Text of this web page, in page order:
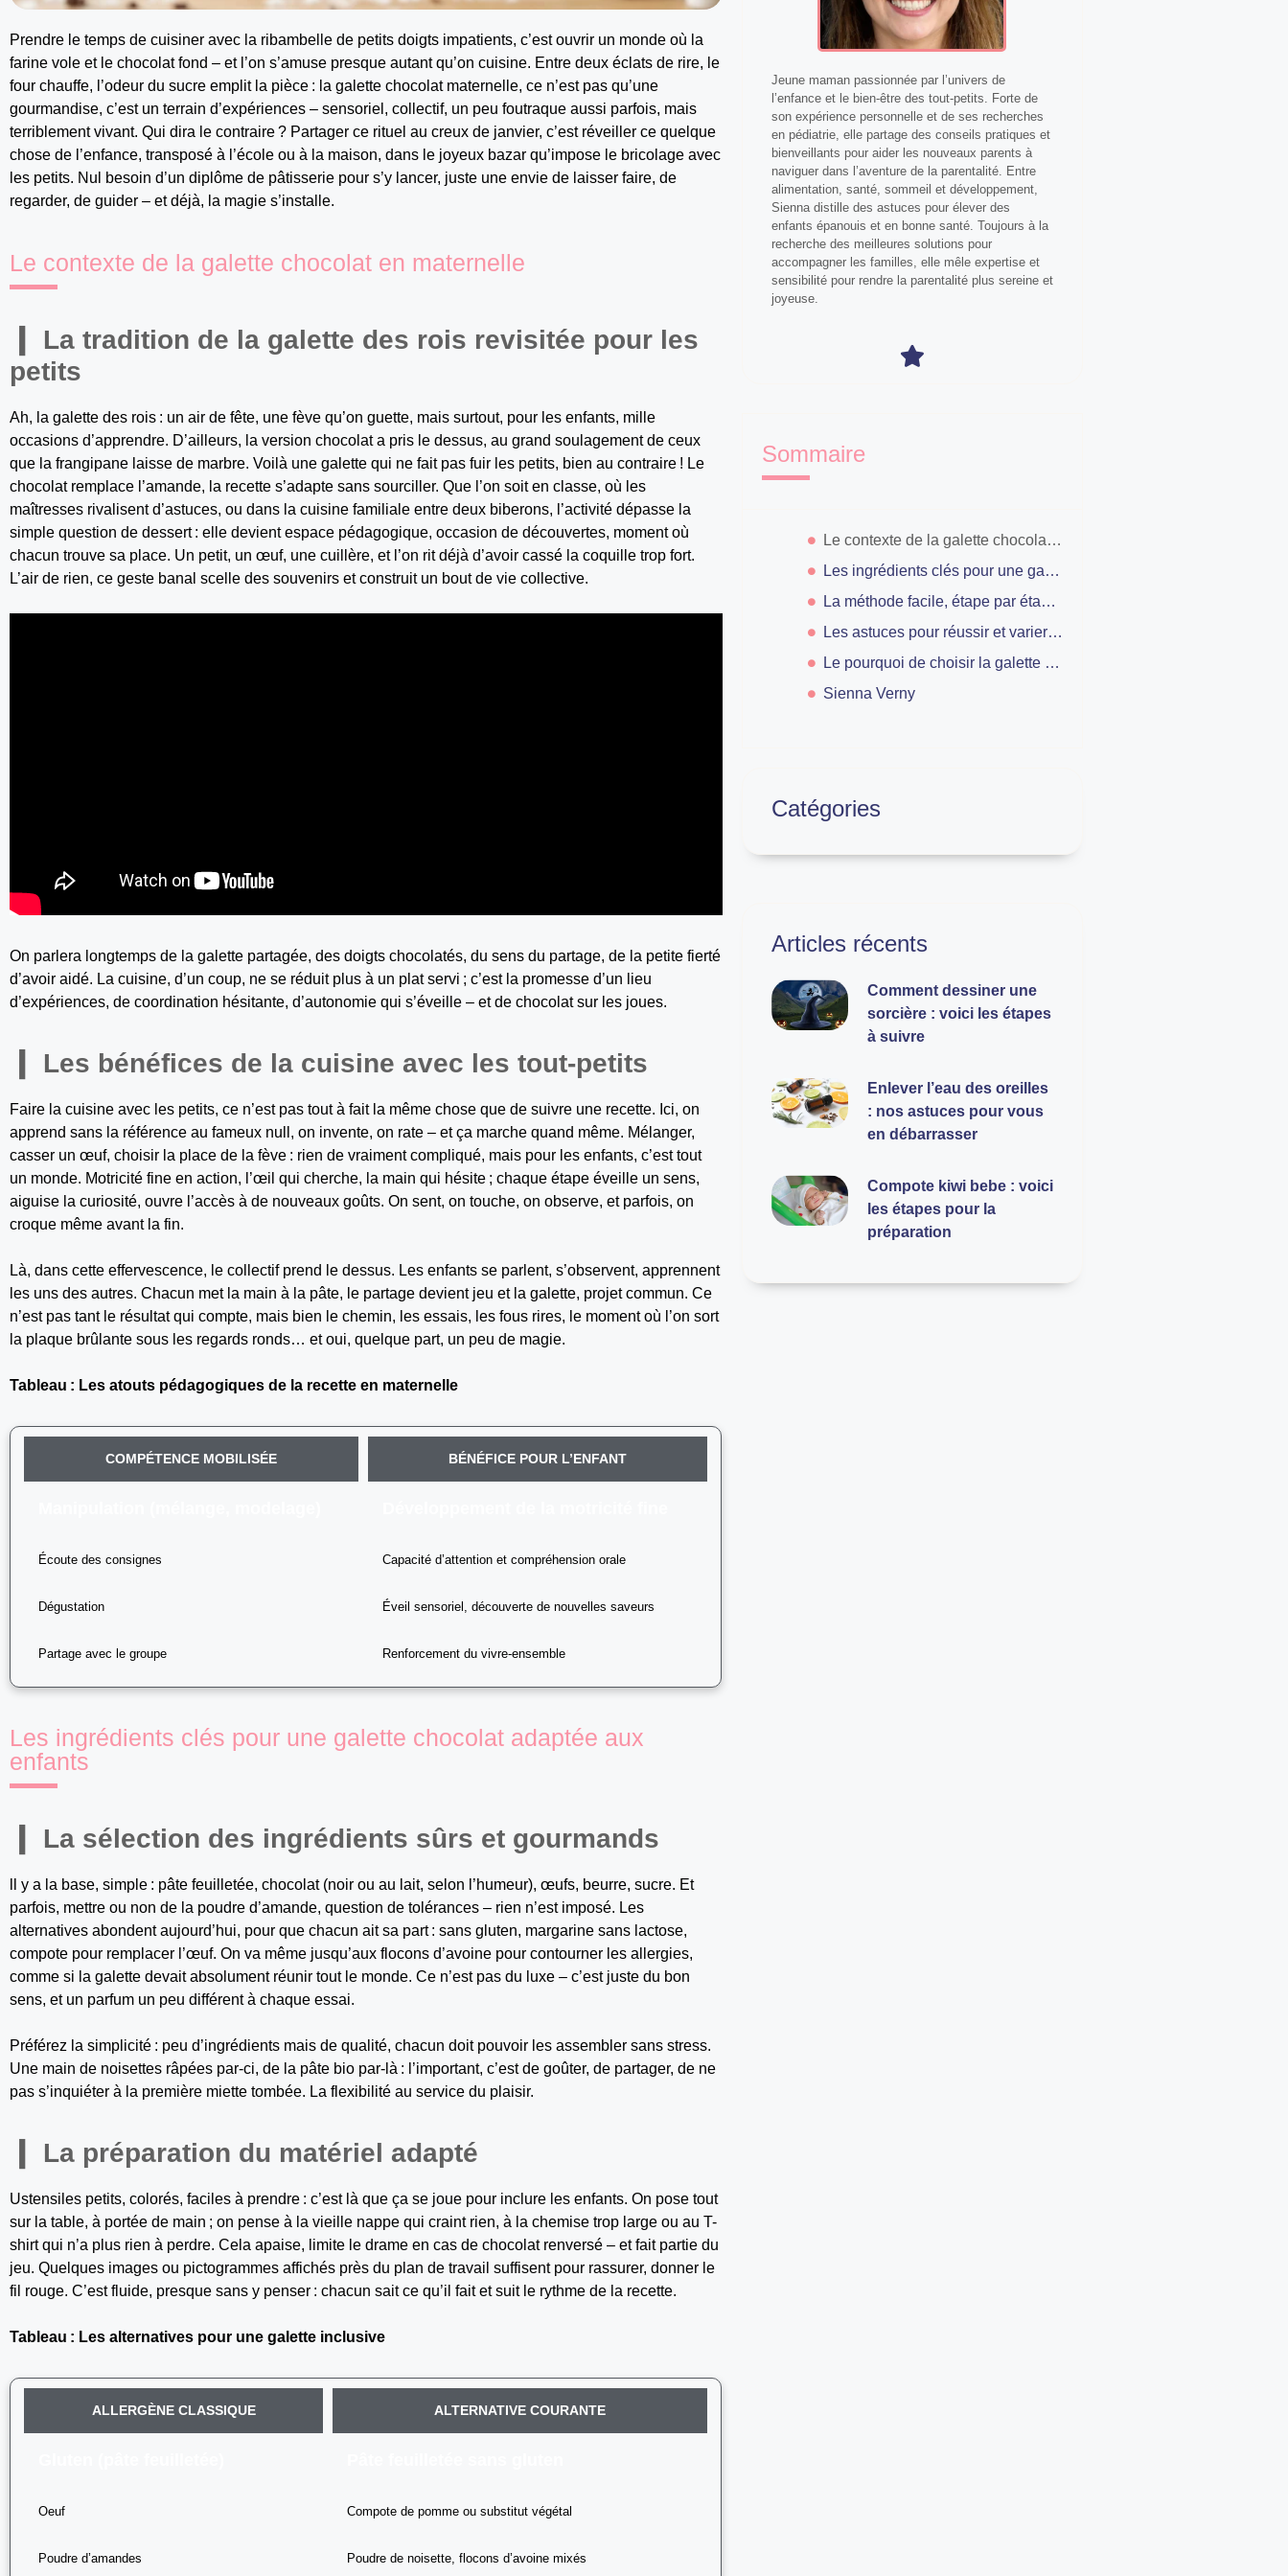
Prendre le temps de cuisiner avec la ribambelle de petits doigts impatients, c’est ouvrir un monde où la
farine vole et le chocolat fond – et l’on s’amuse presque autant qu’on cuisine. Entre deux éclats de rire, le
four chauffe, l’odeur du sucre emplit la pièce : la galette chocolat maternelle, ce n’est pas qu’une
gourmandise, c’est un terrain d’expériences – sensoriel, collectif, un peu foutraque aussi parfois, mais
terriblement vivant. Qui dira le contraire ? Partager ce rituel au creux de janvier, c’est réveiller ce quelque
chose de l’enfance, transposé à l’école ou à la maison, dans le joyeux bazar qu’impose le bricolage avec
les petits. Nul besoin d’un diplôme de pâtisserie pour s’y lancer, juste une envie de laisser faire, de
regarder, de guider – et déjà, la magie s’installe.
Le contexte de la galette chocolat en maternelle
La tradition de la galette des rois revisitée pour les
petits
Ah, la galette des rois : un air de fête, une fève qu’on guette, mais surtout, pour les enfants, mille
occasions d’apprendre. D’ailleurs, la version chocolat a pris le dessus, au grand soulagement de ceux
que la frangipane laisse de marbre. Voilà une galette qui ne fait pas fuir les petits, bien au contraire ! Le
chocolat remplace l’amande, la recette s’adapte sans sourciller. Que l’on soit en classe, où les
maîtresses rivalisent d’astuces, ou dans la cuisine familiale entre deux biberons, l’activité dépasse la
simple question de dessert : elle devient espace pédagogique, occasion de découvertes, moment où
chacun trouve sa place. Un petit, un œuf, une cuillère, et l’on rit déjà d’avoir cassé la coquille trop fort.
L’air de rien, ce geste banal scelle des souvenirs et construit un bout de vie collective.
On parlera longtemps de la galette partagée, des doigts chocolatés, du sens du partage, de la petite fierté
d’avoir aidé. La cuisine, d’un coup, ne se réduit plus à un plat servi ; c’est la promesse d’un lieu
d’expériences, de coordination hésitante, d’autonomie qui s’éveille – et de chocolat sur les joues.
Les bénéfices de la cuisine avec les tout-petits
Faire la cuisine avec les petits, ce n’est pas tout à fait la même chose que de suivre une recette. Ici, on
apprend sans la référence au fameux null, on invente, on rate – et ça marche quand même. Mélanger,
casser un œuf, choisir la place de la fève : rien de vraiment compliqué, mais pour les enfants, c’est tout
un monde. Motricité fine en action, l’œil qui cherche, la main qui hésite ; chaque étape éveille un sens,
aiguise la curiosité, ouvre l’accès à de nouveaux goûts. On sent, on touche, on observe, et parfois, on
croque même avant la fin.
Là, dans cette effervescence, le collectif prend le dessus. Les enfants se parlent, s’observent, apprennent
les uns des autres. Chacun met la main à la pâte, le partage devient jeu et la galette, projet commun. Ce
n’est pas tant le résultat qui compte, mais bien le chemin, les essais, les fous rires, le moment où l’on sort
la plaque brûlante sous les regards ronds… et oui, quelque part, un peu de magie.
Tableau : Les atouts pédagogiques de la recette en maternelle
COMPÉTENCE MOBILISÉE BÉNÉFICE POUR L’ENFANT
Écoute des consignes Capacité d’attention et compréhension orale
Dégustation Éveil sensoriel, découverte de nouvelles saveurs
Partage avec le groupe Renforcement du vivre-ensemble
Les ingrédients clés pour une galette chocolat adaptée aux
enfants
La sélection des ingrédients sûrs et gourmands
ll y a la base, simple : pâte feuilletée, chocolat (noir ou au lait, selon l’humeur), œufs, beurre, sucre. Et
parfois, mettre ou non de la poudre d’amande, question de tolérances – rien n’est imposé. Les
alternatives abondent aujourd’hui, pour que chacun ait sa part : sans gluten, margarine sans lactose,
compote pour remplacer l’œuf. On va même jusqu’aux flocons d’avoine pour contourner les allergies,
comme si la galette devait absolument réunir tout le monde. Ce n’est pas du luxe – c’est juste du bon
sens, et un parfum un peu différent à chaque essai.
Préférez la simplicité : peu d’ingrédients mais de qualité, chacun doit pouvoir les assembler sans stress.
Une main de noisettes râpées par-ci, de la pâte bio par-là : l’important, c’est de goûter, de partager, de ne
pas s’inquiéter à la première miette tombée. La flexibilité au service du plaisir.
La préparation du matériel adapté
Ustensiles petits, colorés, faciles à prendre : c’est là que ça se joue pour inclure les enfants. On pose tout
sur la table, à portée de main ; on pense à la vieille nappe qui craint rien, à la chemise trop large ou au T-
shirt qui n’a plus rien à perdre. Cela apaise, limite le drame en cas de chocolat renversé – et fait partie du
jeu. Quelques images ou pictogrammes affichés près du plan de travail suffisent pour rassurer, donner le
fil rouge. C’est fluide, presque sans y penser : chacun sait ce qu’il fait et suit le rythme de la recette.
Tableau : Les alternatives pour une galette inclusive
ALLERGÈNE CLASSIQUE ALTERNATIVE COURANTE
Oeuf Compote de pomme ou substitut végétal
Poudre d’amandes Poudre de noisette, flocons d’avoine mixés
Jeune maman passionnée par l’univers de
l’enfance et le bien-être des tout-petits. Forte de
son expérience personnelle et de ses recherches
en pédiatrie, elle partage des conseils pratiques et
bienveillants pour aider les nouveaux parents à
naviguer dans l’aventure de la parentalité. Entre
alimentation, santé, sommeil et développement,
Sienna distille des astuces pour élever des
enfants épanouis et en bonne santé. Toujours à la
recherche des meilleures solutions pour
accompagner les familles, elle mêle expertise et
sensibilité pour rendre la parentalité plus sereine et
joyeuse.
Sommaire
Le contexte de la galette chocolat en maternelle
Les ingrédients clés pour une galette chocolat adaptée aux enfants
La méthode facile, étape par étape, pour cuisiner avec les tout-petits
Les astuces pour réussir et varier la galette chocolat en maternelle
Le pourquoi de choisir la galette chocolat maternelle, vu par le parent curieux ou l’éducateur attentif
Sienna Verny
Catégories
Articles récents
Comment dessiner une
sorcière : voici les étapes
à suivre
Enlever l’eau des oreilles
: nos astuces pour vous
en débarrasser
Compote kiwi bebe : voici
les étapes pour la
préparation